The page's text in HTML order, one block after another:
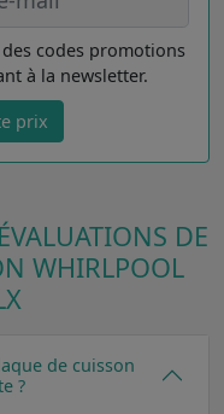
codes promotions
à la newsletter.
prix
DE
WHIRLPOOL
de cuisson
?